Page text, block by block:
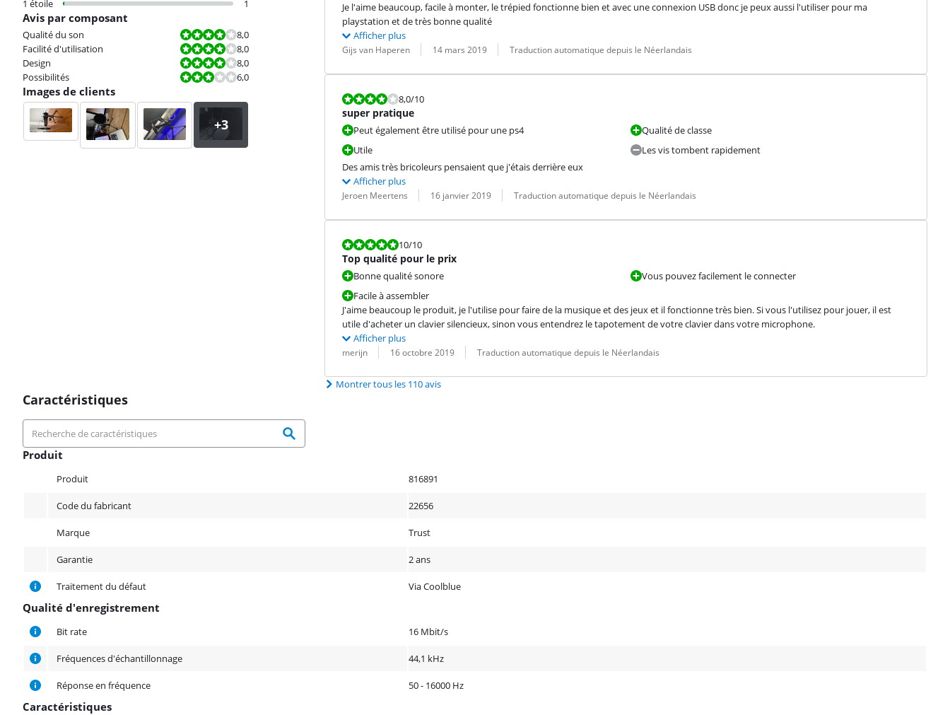
1 étoile
1
Avis par composant
Qualité du son
La note est 8,0 sur 10.
8,0
Facilité d'utilisation
La note est 8,0 sur 10.
8,0
Design
La note est 8,0 sur 10.
8,0
Possibilités
La note est 6,0 sur 10. 6,0
Images de clients
Je l'aime beaucoup, facile à monter, le trépied fonctionne bien et avec une connexion USB donc je peux aussi l'utiliser pour ma
playstation et de très bonne qualité
Afficher plus
Évaluation par :
Gijs van Haperen
Date : 14 mars 2019
Traduction : Traduction automatique depuis le Néerlandais
La note est 8,0 sur 10.
8,0/10
super pratique
Peut également être utilisé pour une ps4
Utile
Qualité de classe
Les vis tombent rapidement
Des amis très bricoleurs pensaient que j'étais derrière eux
Afficher plus
Évaluation par :
Jeroen Meertens
Date : 16 janvier 2019
Traduction : Traduction automatique depuis le Néerlandais
La note est 10 sur 10.
10/10
Top qualité pour le prix
Bonne qualité sonore
Facile à assembler
Vous pouvez facilement le connecter
J'aime beaucoup le produit, je l'utilise pour faire de la musique et des jeux et il fonctionne très bien. Si vous l'utilisez pour jouer, il est
utile d'acheter un clavier silencieux, sinon vous entendrez le tapotement de votre clavier dans votre microphone.
Afficher plus
Évaluation par :
merijn
Date : 16 octobre 2019
Traduction : Traduction automatique depuis le Néerlandais
Montrer tous les 110 avis
Caractéristiques
Produit
Produit 816891
Code du fabricant 22656
Marque Trust
Garantie 2 ans
Traitement du défaut Via Coolblue
Qualité d'enregistrement
Qualité d'enregistrement
Bit rate 16 Mbit/s
Fréquences d'échantillonnage 44,1 kHz
Réponse en fréquence 50 - 16000 Hz
Caractéristiques